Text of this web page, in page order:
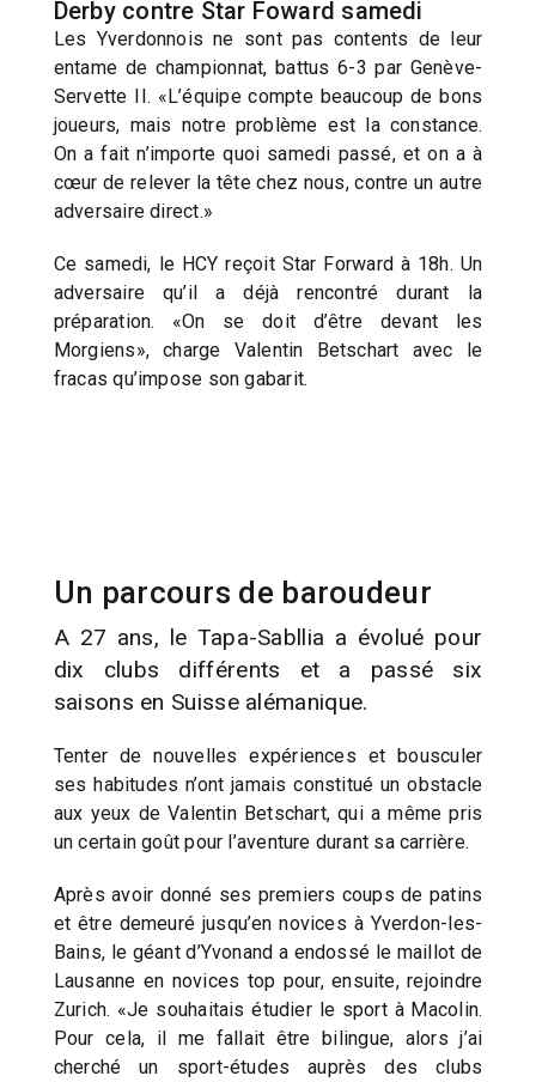
Derby contre Star Foward samedi
Les Yverdonnois ne sont pas contents de leur
entame de championnat, battus 6-3 par Genève-
Servette II. «L’équipe compte beaucoup de bons
joueurs, mais notre problème est la constance.
On a fait n’importe quoi samedi passé, et on a à
cœur de relever la tête chez nous, contre un autre
adversaire direct.»
Ce samedi, le HCY reçoit Star Forward à 18h. Un
adversaire qu’il a déjà rencontré durant la
préparation. «On se doit d’être devant les
Morgiens», charge Valentin Betschart avec le
fracas qu’impose son gabarit.
Un parcours de baroudeur
A 27 ans, le Tapa-Sabllia a évolué pour
dix clubs différents et a passé six
saisons en Suisse alémanique.
Tenter de nouvelles expériences et bousculer
ses habitudes n’ont jamais constitué un obstacle
aux yeux de Valentin Betschart, qui a même pris
un certain goût pour l’aventure durant sa carrière.
Après avoir donné ses premiers coups de patins
et être demeuré jusqu’en novices à Yverdon-les-
Bains, le géant d’Yvonand a endossé le maillot de
Lausanne en novices top pour, ensuite, rejoindre
Zurich. «Je souhaitais étudier le sport à Macolin.
Pour cela, il me fallait être bilingue, alors j’ai
cherché un sport-études auprès des clubs